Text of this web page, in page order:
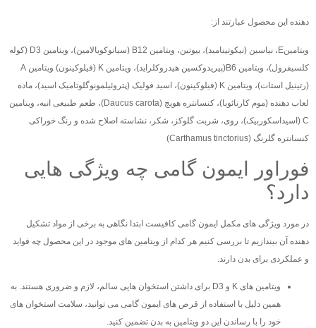
دهنده این محصول عبارتند از:
ویتامینE، نیاسین (نیکوتینامید)، بیوتین، ویتامین B12 (سیانوکوبالامین)، ویتامین D3 (کوله
کلسیفرول)، ویتامین B6(پیریدوکسین هیدروکلراید)، ویتامین K (فیلوکینون) ویتامین A
(رتینیل استات)، ویتامین K (فیلوکینون)، اسید فولیک (پتروئیلمونوگلوتامیک اسید)، ماده
لعاب دهنده (موم کارنائوبا)، کنسانتره هویج (Daucus carota)، طعم طبیعی انبه، ویتامین
C (اسیداسکوربیک)، روی، شربت گلوکز، شکر، نشاسته اصلاح شده و رنگ خوراکی
کنسانتره گلرنگ (Carthamus tinctorius)
فوراور ایمون گامی چه ویژگی هایی
دارد؟
در مورد ویژگی های مکمل ایمون گامی کافیست ابتدا نگاهی به برخی از مواد تشکیل
دهنده آن بیندازیم تا بررسی کنیم هر کدام از ویتامین های موجود در این محصول چه فواید
و عملکردی برای بدن دارند.
ویتامین های K و D3 برای داشتن استخوان هایی سالم، لازم و ضروری هستند. به
همین دلیل با استفاده از قرص های ایمون گامی می توانید، سلامت استخوان های
خود را با رساندن این دو ویتامین به بدن تضمین کنید.